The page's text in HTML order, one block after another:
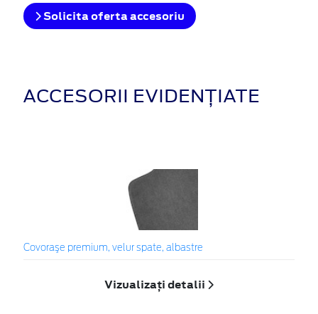
Solicita oferta accesoriu
ACCESORII EVIDENȚIATE
Covoraşe premium, velur spate, albastre
Vizualizați detalii